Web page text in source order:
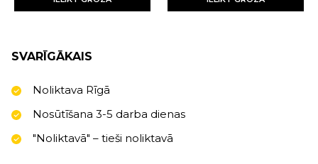
SVARĪGĀKAIS
Noliktava Rīgā
Nosūtīšana 3-5 darba dienas
"Noliktavā" – tieši noliktavā